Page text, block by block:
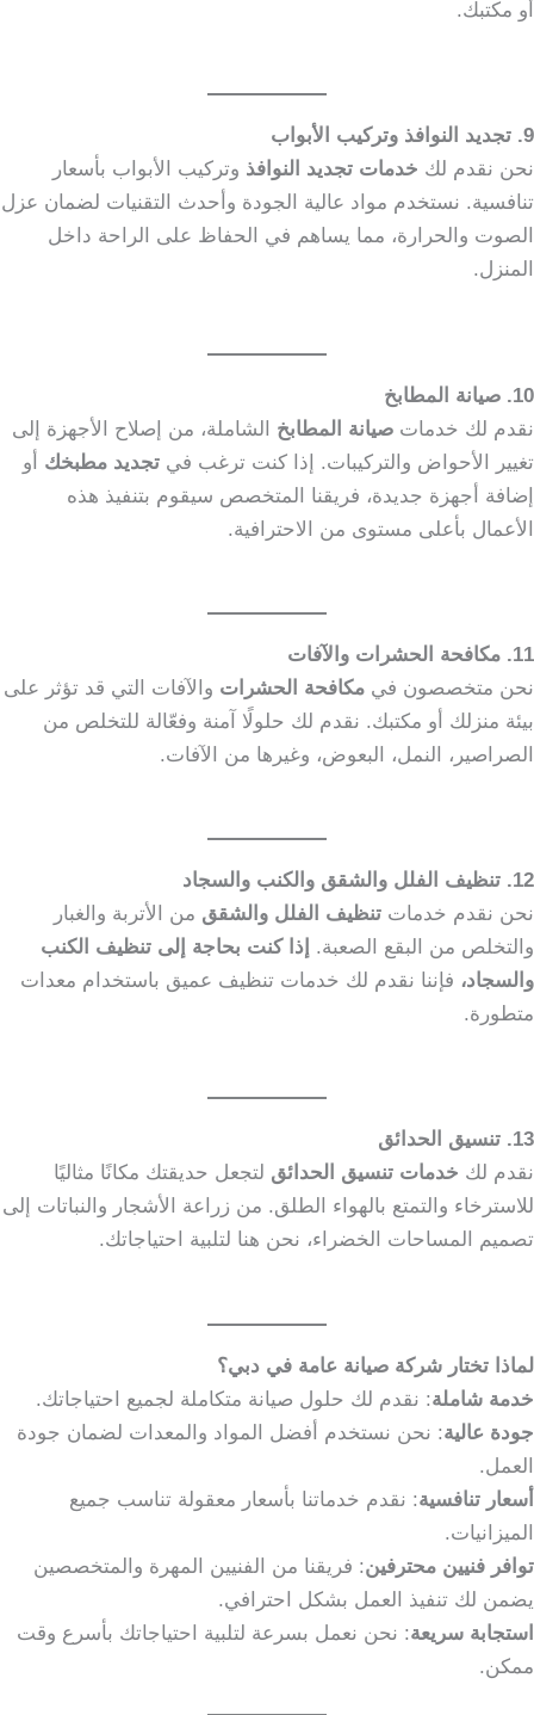
أو مكتبك.
9. تجديد النوافذ وتركيب الأبواب
نحن نقدم لك خدمات تجديد النوافذ وتركيب الأبواب بأسعار
تنافسية. نستخدم مواد عالية الجودة وأحدث التقنيات لضمان عزل
الصوت والحرارة، مما يساهم في الحفاظ على الراحة داخل
المنزل.
10. صيانة المطابخ
نقدم لك خدمات صيانة المطابخ الشاملة، من إصلاح الأجهزة إلى
تغيير الأحواض والتركيبات. إذا كنت ترغب في تجديد مطبخك أو
إضافة أجهزة جديدة، فريقنا المتخصص سيقوم بتنفيذ هذه
الأعمال بأعلى مستوى من الاحترافية.
11. مكافحة الحشرات والآفات
نحن متخصصون في مكافحة الحشرات والآفات التي قد تؤثر على
بيئة منزلك أو مكتبك. نقدم لك حلولًا آمنة وفعّالة للتخلص من
الصراصير، النمل، البعوض، وغيرها من الآفات.
12. تنظيف الفلل والشقق والكنب والسجاد
نحن نقدم خدمات تنظيف الفلل والشقق من الأتربة والغبار
والتخلص من البقع الصعبة. إذا كنت بحاجة إلى تنظيف الكنب
والسجاد، فإننا نقدم لك خدمات تنظيف عميق باستخدام معدات
متطورة.
13. تنسيق الحدائق
نقدم لك خدمات تنسيق الحدائق لتجعل حديقتك مكانًا مثاليًا
للاسترخاء والتمتع بالهواء الطلق. من زراعة الأشجار والنباتات إلى
تصميم المساحات الخضراء، نحن هنا لتلبية احتياجاتك.
لماذا تختار شركة صيانة عامة في دبي؟
خدمة شاملة: نقدم لك حلول صيانة متكاملة لجميع احتياجاتك.
جودة عالية: نحن نستخدم أفضل المواد والمعدات لضمان جودة
العمل.
أسعار تنافسية: نقدم خدماتنا بأسعار معقولة تناسب جميع
الميزانيات.
توافر فنيين محترفين: فريقنا من الفنيين المهرة والمتخصصين
يضمن لك تنفيذ العمل بشكل احترافي.
استجابة سريعة: نحن نعمل بسرعة لتلبية احتياجاتك بأسرع وقت
ممكن.